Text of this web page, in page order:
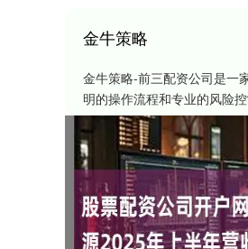
金牛策略
金牛策略-前三配资公司是一
明的操作流程和专业的风险